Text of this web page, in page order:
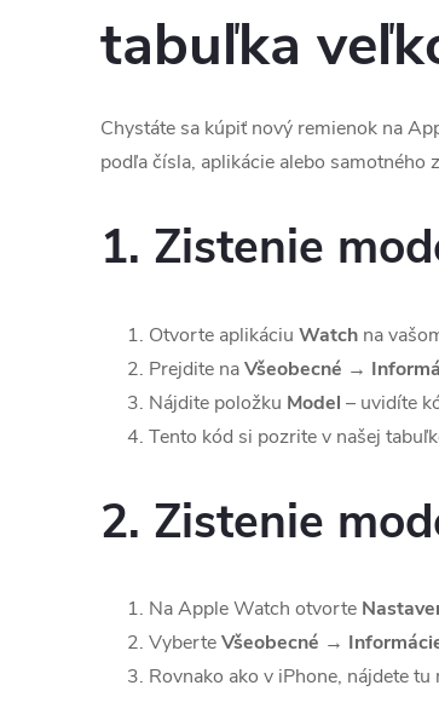
tabuľka
Chystáte sa kúpiť nový remienok na
podľa čísla, aplikácie alebo samotného
1. Zistenie
Otvorte aplikáciu Watch na
Prejdite naVšeobecné →
Nájdite položku Model – uvidíte
Tento kód si pozrite v našej
2. Zistenie
Na Apple Watch otvorte
VyberteVšeobecné →
Rovnako ako v iPhone, nájdete